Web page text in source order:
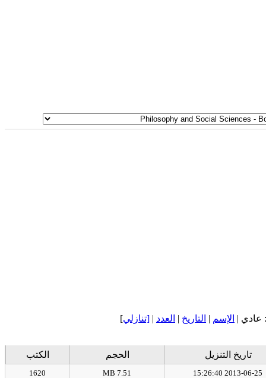
| الإسم | التاريخ | العدد | [تنازلي]
تاريخ التنزيل الحجم الكتب
2013-06-25 15:26:40
7.51 MB
1620